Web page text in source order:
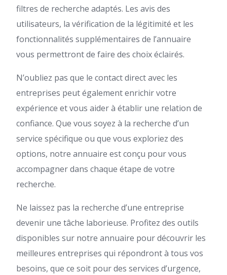
filtres de recherche adaptés. Les avis des
utilisateurs, la vérification de la légitimité et les
fonctionnalités supplémentaires de l’annuaire
vous permettront de faire des choix éclairés.
N’oubliez pas que le contact direct avec les
entreprises peut également enrichir votre
expérience et vous aider à établir une relation de
confiance. Que vous soyez à la recherche d’un
service spécifique ou que vous exploriez des
options, notre annuaire est conçu pour vous
accompagner dans chaque étape de votre
recherche.
Ne laissez pas la recherche d’une entreprise
devenir une tâche laborieuse. Profitez des outils
disponibles sur notre annuaire pour découvrir les
meilleures entreprises qui répondront à tous vos
besoins, que ce soit pour des services d’urgence,